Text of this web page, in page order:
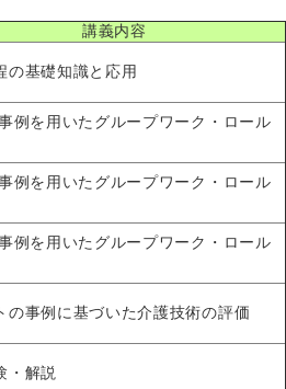
講義内容
の基礎知識と応用
例を用いたグループワーク・ロール
例を用いたグループワーク・ロール
例を用いたグループワーク・ロール
の事例に基づいた介護技術の評価
・解説